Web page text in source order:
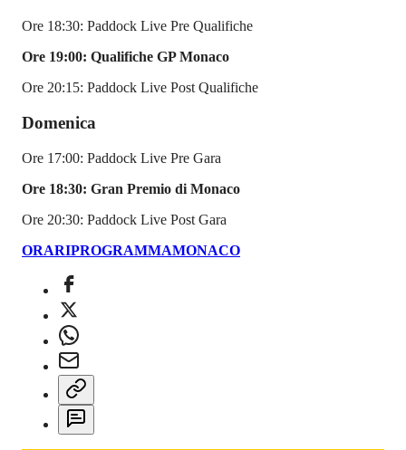
Ore 18:30: Paddock Live Pre Qualifiche
Ore 19:00: Qualifiche GP Monaco
Ore 20:15: Paddock Live Post Qualifiche
Domenica
Ore 17:00: Paddock Live Pre Gara
Ore 18:30: Gran Premio di Monaco
Ore 20:30: Paddock Live Post Gara
ORARIPROGRAMMAMONACO